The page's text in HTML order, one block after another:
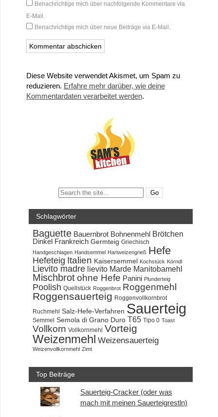
Benachrichtige mich über nachfolgende Kommentare via
E-Mail.
Benachrichtige mich über neue Beiträge via E-Mail.
Diese Website verwendet Akismet, um Spam zu
reduzieren. Erfahre mehr darüber, wie deine
Kommentardaten verarbeitet werden.
Search:
Schlagwörter
Baguette Bauernbrot Bohnenmehl Brötchen
Dinkel Frankreich Germteig Griechisch
Handgeschlagen Handsemmel Hartweizengrieß Hefe
Hefeteig Italien Kaisersemmel Kochstück Körndl
Lievito madre lievito Marde Manitobamehl
Mischbrot ohne Hefe Panini Plunderteig
Poolish Quellstück Roggenbrot Roggenmehl
Roggensauerteig Roggenvollkornbrot
Ruchmehl Salz-Hefe-Verfahren Sauerteig
Semmel Semola di Grano Duro T65 Tipo 0 Toast
Vollkorn Vollkornmehl Vorteig
Weizenmehl Weizensauerteig
Weizenvollkornmehl Zimt
Top Beiträge
Sauerteig-Cracker (oder was
mach mit meinen Sauerteigrestln)